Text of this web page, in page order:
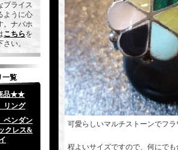
プライス
ように心
。ナバホ
こちらを
い。
一覧
品★★
ング
ンダン
クレス&
可愛らしいマルチストーンでフ
程よいサイズですので、何にで